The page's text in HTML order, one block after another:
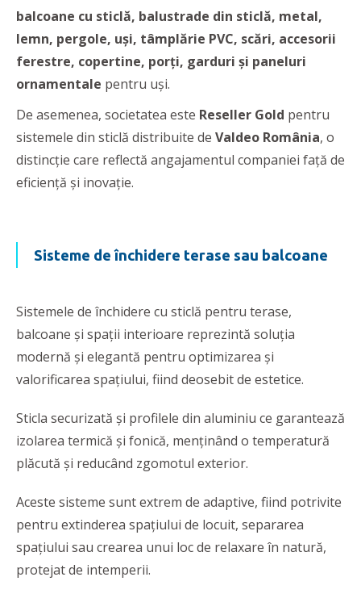
balcoane cu sticlă, balustrade din sticlă, metal,
lemn, pergole, uşi, tâmplărie PVC, scări, accesorii
ferestre, copertine, porţi, garduri şi paneluri
ornamentale pentru uşi.
De asemenea, societatea este Reseller Gold pentru
sistemele din sticlă distribuite de Valdeo România, o
distincție care reflectă angajamentul companiei față de
eficienţă și inovație.
Sisteme de închidere terase sau balcoane
Sistemele de închidere cu sticlă pentru terase,
balcoane și spații interioare reprezintă soluția
modernă și elegantă pentru optimizarea și
valorificarea spaţiului, fiind deosebit de estetice.
Sticla securizată și profilele din aluminiu ce garantează
izolarea termică și fonică, menținând o temperatură
plăcută și reducând zgomotul exterior.
Aceste sisteme sunt extrem de adaptive, fiind potrivite
pentru extinderea spaţiului de locuit, separarea
spaţiului sau crearea unui loc de relaxare în natură,
protejat de intemperii.